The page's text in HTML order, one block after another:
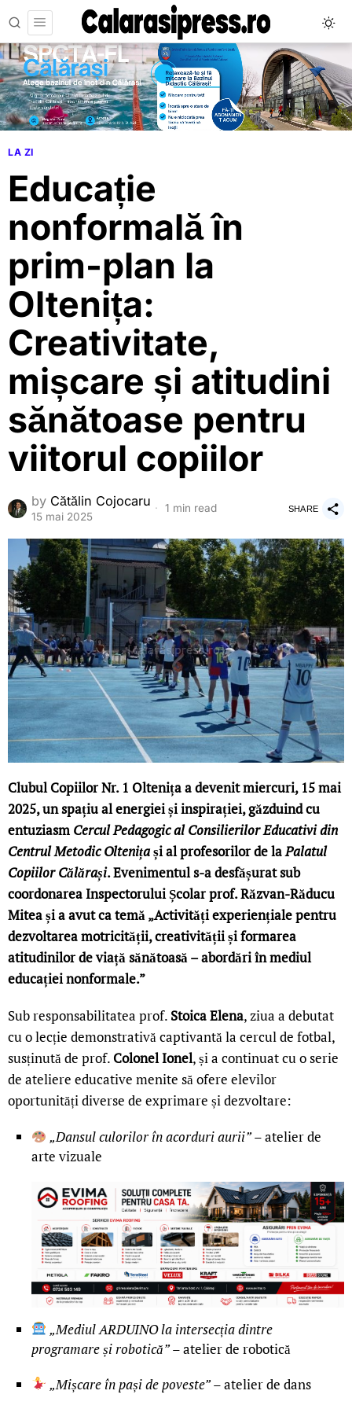
LA ZI
Educație
nonformală în
prim-plan la
Oltenița:
Creativitate,
mișcare și atitudini
sănătoase pentru
viitorul copiilor
by Cătălin Cojocaru
15 mai 2025
1 min read SHARE
Clubul Copiilor Nr. 1 Oltenița a devenit miercuri, 15 mai
2025, un spațiu al energiei și inspirației, găzduind cu
entuziasm Cercul Pedagogic al Consilierilor Educativi din
Centrul Metodic Oltenițași al profesorilor de laPalatul
Copiilor Călărași. Evenimentul s-a desfășurat sub
coordonarea Inspectorului Școlar prof. Răzvan-Răducu
Mitea și a avut ca temă „Activități experiențiale pentru
dezvoltarea motricității, creativității și formarea
atitudinilor de viață sănătoasă – abordări în mediul
educației nonformale.”
Sub responsabilitatea prof. Stoica Elena, ziua a debutat
cu o lecție demonstrativă captivantă la cercul de fotbal,
susținută de prof. Colonel Ionel, și a continuat cu o serie
de ateliere educative menite să ofere elevilor
oportunități diverse de exprimare și dezvoltare:
„Dansul culorilor în acorduri aurii”– atelier de
arte vizuale
„Mediul ARDUINO la intersecția dintre
programare și robotică”– atelier de robotică
„Mișcare în pași de poveste”– atelier de dans